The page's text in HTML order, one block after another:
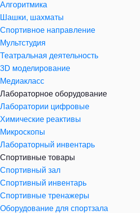
Алгоритмика
Шашки, шахматы
Спортивное направление
Мультстудия
Театральная деятельность
3D моделирование
Медиакласс
Лабораторное оборудование
Лаборатории цифровые
Химические реактивы
Микроскопы
Лабораторный инвентарь
Спортивные товары
Спортивный зал
Спортивный инвентарь
Спортивные тренажеры
Оборудование для спортзала